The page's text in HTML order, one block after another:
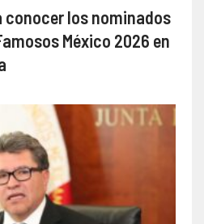
conocer los nominados
México 2026 en